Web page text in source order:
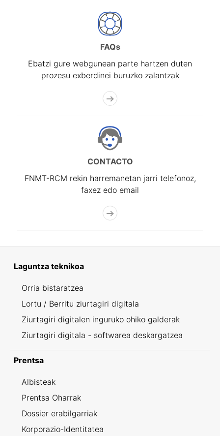
FAQs
Ebatzi gure webgunean parte hartzen duten
prozesu exberdinei buruzko zalantzak
CONTACTO
FNMT-RCM rekin harremanetan jarri telefonoz,
faxez edo email
Laguntza teknikoa
Orria bistaratzea
Lortu / Berritu ziurtagiri digitala
Ziurtagiri digitalen inguruko ohiko galderak
Ziurtagiri digitala - softwarea deskargatzea
Prentsa
Albisteak
Prentsa Oharrak
Dossier erabilgarriak
Korporazio-Identitatea